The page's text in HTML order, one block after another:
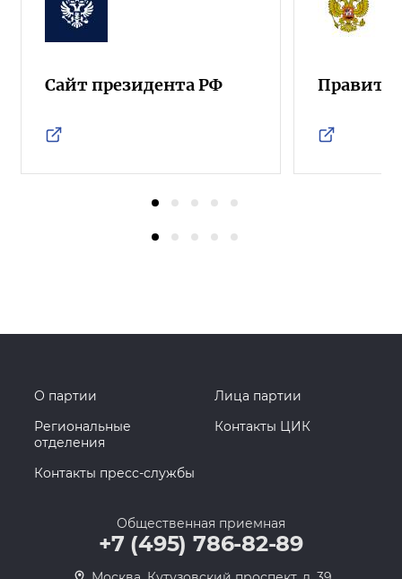
Сайт президента РФ
О партии
Лица партии
Региональные
отделения
Контакты ЦИК
Контакты пресс-службы
Общественная приемная
+7 (495) 786-82-89